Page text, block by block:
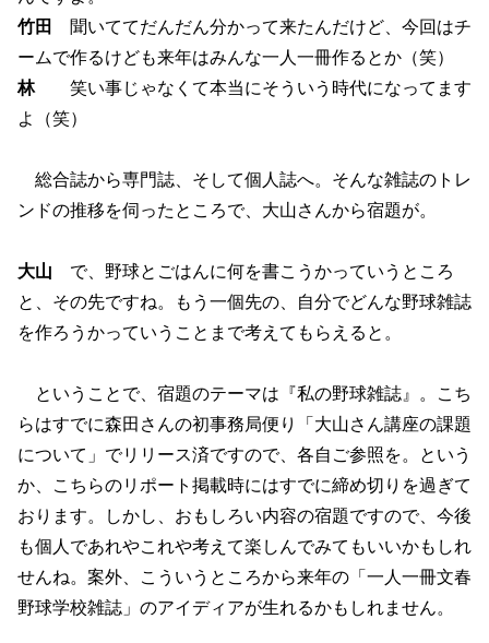
竹田
聞いててだんだん分かって来たんだけど、今回はチ
ームで作るけども来年はみんな一人一冊作るとか（笑）
林笑い事じゃなくて本当にそういう時代になってます
よ（笑）
総合誌から専門誌、そして個人誌へ。そんな雑誌のトレ
ンドの推移を伺ったところで、大山さんから宿題が。
大山 で、野球とごはんに何を書こうかっていうところ
と、その先ですね。もう一個先の、自分でどんな野球雑誌
を作ろうかっていうことまで考えてもらえると。
ということで、宿題のテーマは『私の野球雑誌』。こち
らはすでに森田さんの初事務局便り「大山さん講座の課題
について」でリリース済ですので、各自ご参照を。という
か、こちらのリポート掲載時にはすでに締め切りを過ぎて
おります。しかし、おもしろい内容の宿題ですので、今後
も個人であれやこれや考えて楽しんでみてもいいかもしれ
せんね。案外、こういうところから来年の「一人一冊文春
野球学校雑誌」のアイディアが生れるかもしれません。